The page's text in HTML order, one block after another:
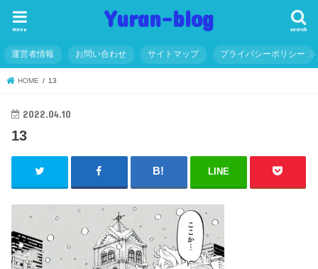
Yuran-blog search
menu
運営者情報 お問い合わせ サイトマップ プライバシーポリシー
HOME 13
2022.04.10
13
LINE